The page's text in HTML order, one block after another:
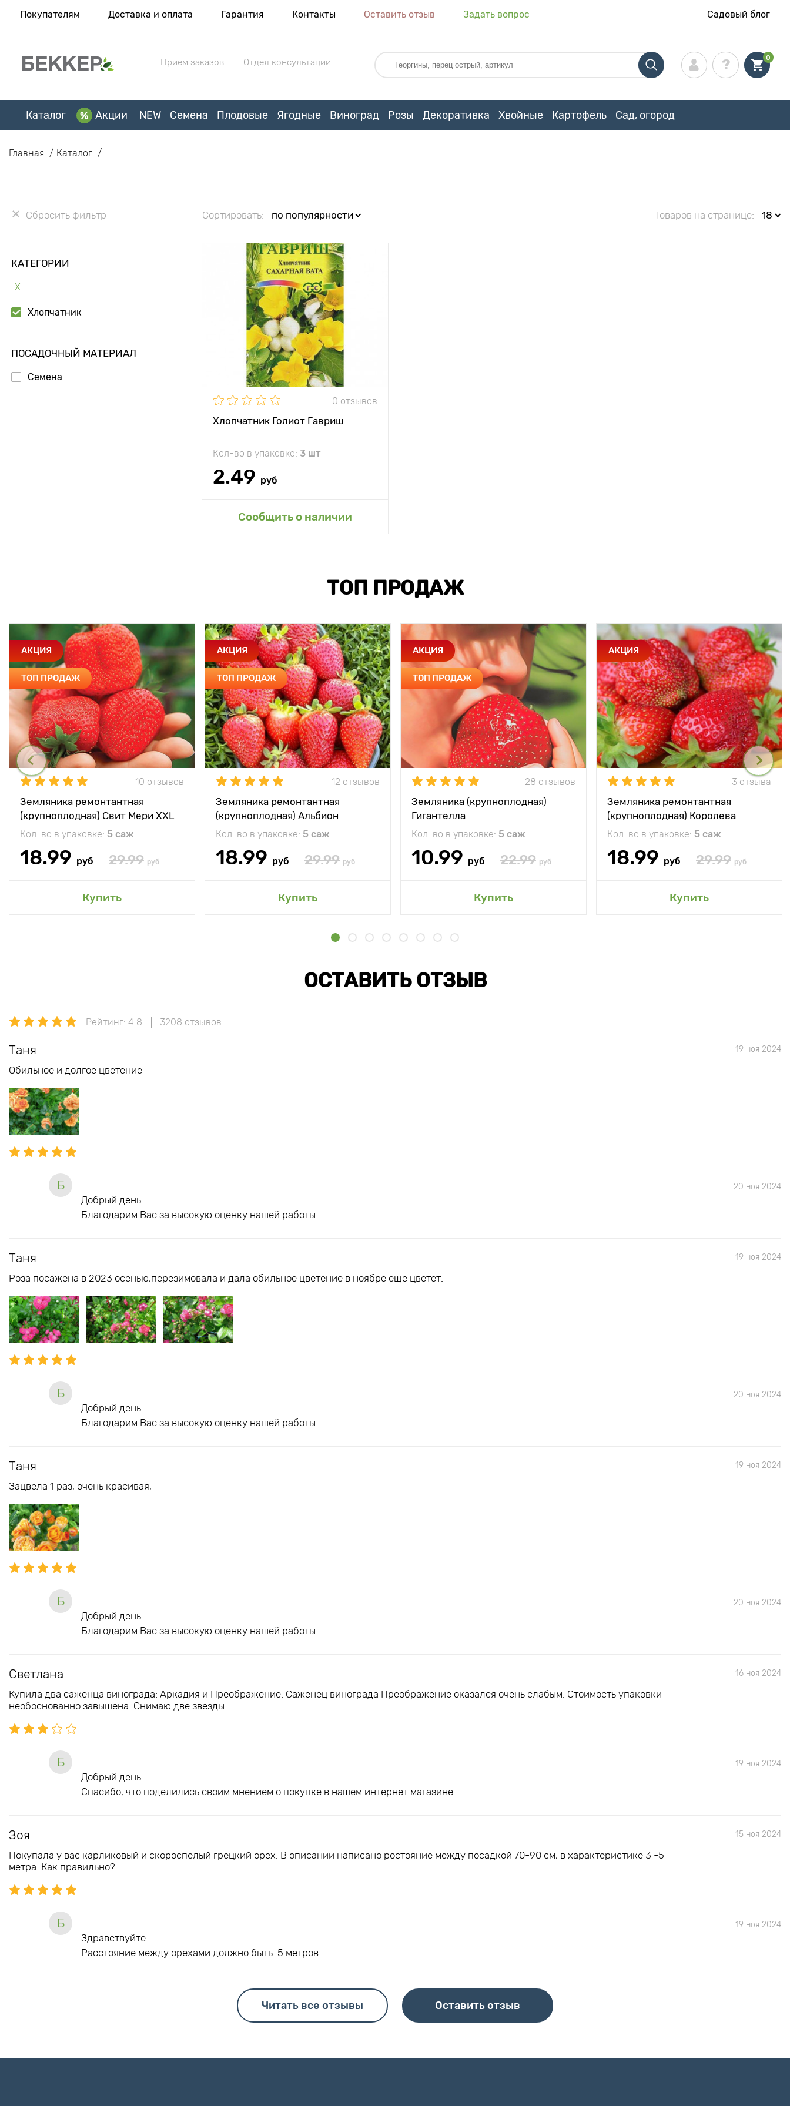
Покупателям Доставка и оплата Гарантия Контакты Оставить отзыв Задать вопрос Садовый блог
Прием заказов Отдел консультации 0
Каталог Акции NEW Семена Плодовые Ягодные Виноград Розы Декоративка Хвойные Картофель Сад, огород
Главная Каталог
Сбросить фильтр
КАТЕГОРИИ
Х
Хлопчатник
ПОСАДОЧНЫЙ МАТЕРИАЛ
Семена
Сортировать: по популярности Товаров на странице: 18
0 отзывов
Хлопчатник Голиот Гавриш
Кол-во в упаковке: 3 шт
2.49 руб
Сообщить о наличии
Добавить в мой сад
ТОП ПРОДАЖ
АКЦИЯ
ТОП ПРОДАЖ
10 отзывов
Земляника ремонтантная
(крупноплодная) Свит Мери XXL
Кол-во в упаковке: 5 саж
18.99 руб 29.99 руб
Купить
АКЦИЯ
ТОП ПРОДАЖ
12 отзывов
Земляника ремонтантная
(крупноплодная) Альбион
Кол-во в упаковке: 5 саж
18.99 руб 29.99 руб
Купить
АКЦИЯ
ТОП ПРОДАЖ
28 отзывов
Земляника (крупноплодная)
Гигантелла
Кол-во в упаковке: 5 саж
10.99 руб 22.99 руб
Купить
АКЦИЯ
3 отзыва
Земляника ремонтантная
(крупноплодная) Королева
Елизавета
Кол-во в упаковке: 5 саж
18.99 руб 29.99 руб
Купить
ОСТАВИТЬ ОТЗЫВ
Рейтинг: 4.8 3208 отзывов
Таня 19 ноя 2024
Обильное и долгое цветение
Б 20 ноя 2024
Добрый день.
Благодарим Вас за высокую оценку нашей работы.
Таня 19 ноя 2024
Роза посажена в 2023 осенью,перезимовала и дала обильное цветение в ноябре ещё цветёт.
Б 20 ноя 2024
Добрый день.
Благодарим Вас за высокую оценку нашей работы.
Таня 19 ноя 2024
Зацвела 1 раз, очень красивая,
Б 20 ноя 2024
Добрый день.
Благодарим Вас за высокую оценку нашей работы.
Светлана 16 ноя 2024
Купила два саженца винограда: Аркадия и Преображение. Саженец винограда Преображение оказался очень слабым. Стоимость упаковки
необоснованно завышена. Снимаю две звезды.
Б 19 ноя 2024
Добрый день.
Спасибо, что поделились своим мнением о покупке в нашем интернет магазине.
Зоя 15 ноя 2024
Покупала у вас карликовый и скороспелый грецкий орех. В описании написано ростояние между посадкой 70-90 см, в характеристике 3 -5
метра. Как правильно?
Б 19 ноя 2024
Здравствуйте.
Расстояние между орехами должно быть 5 метров
Читать все отзывы Оставить отзыв